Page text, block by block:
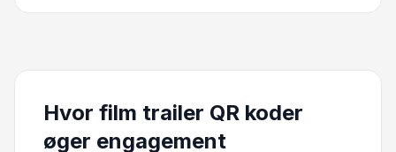
Hvor film trailer QR koder
øger engagement